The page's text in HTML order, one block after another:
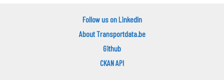
Follow us on LinkedIn
About Transportdata.be
Github
CKAN API